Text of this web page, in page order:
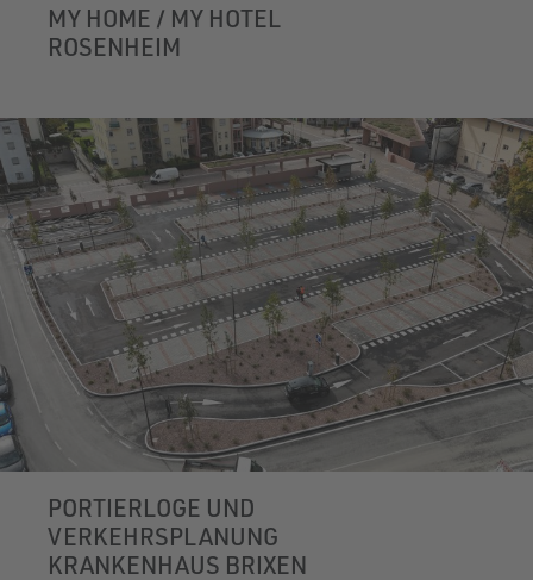
MY HOME / MY HOTEL
ROSENHEIM
PORTIERLOGE UND
VERKEHRSPLANUNG
KRANKENHAUS BRIXEN